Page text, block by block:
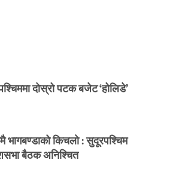
दोस्रो पटक बजेट ‘होलिडे’
भागबण्डाको किचलो : सुदूरपश्चिम
बैठक अनिश्चित